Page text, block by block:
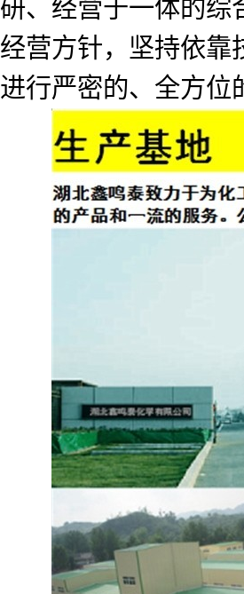
研、经营于一体的综
经营方针，坚持依靠
进行严密的、全方位